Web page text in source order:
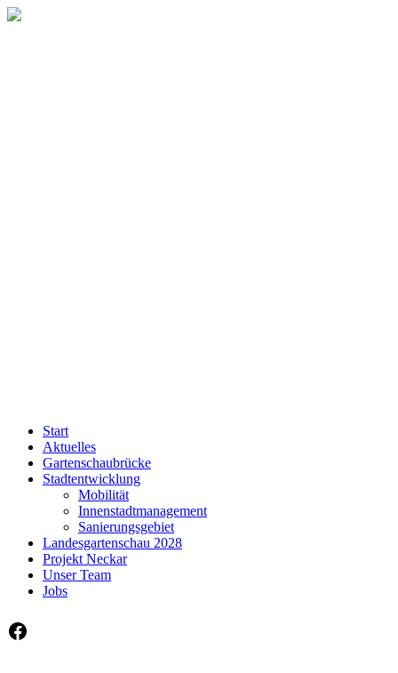
Start
Aktuelles
Gartenschaubrücke
Stadtentwicklung
Mobilität
Innenstadtmanagement
Sanierungsgebiet
Landesgartenschau 2028
Projekt Neckar
Unser Team
Jobs
Facebook